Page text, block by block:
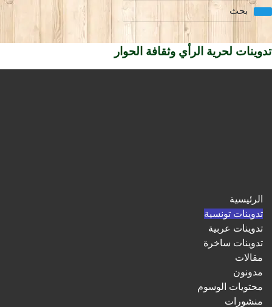
تدوينات لحرية الرأي وثقافة الحوار
الرئيسية
تدوينات تونسية
تدوينات عربية
تدوينات ساخرة
مقالات
مدونون
محتويات الوسوم
منشورات